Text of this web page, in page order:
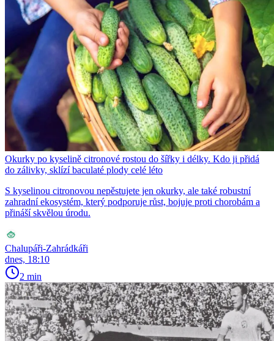
Okurky po kyselině citronové rostou do šířky i délky. Kdo ji přidá
do zálivky, sklízí baculaté plody celé léto
S kyselinou citronovou nepěstujete jen okurky, ale také robustní
zahradní ekosystém, který podporuje růst, bojuje proti chorobám a
přináší skvělou úrodu.
Chalupáři-Zahrádkáři
dnes, 18:10
2 min